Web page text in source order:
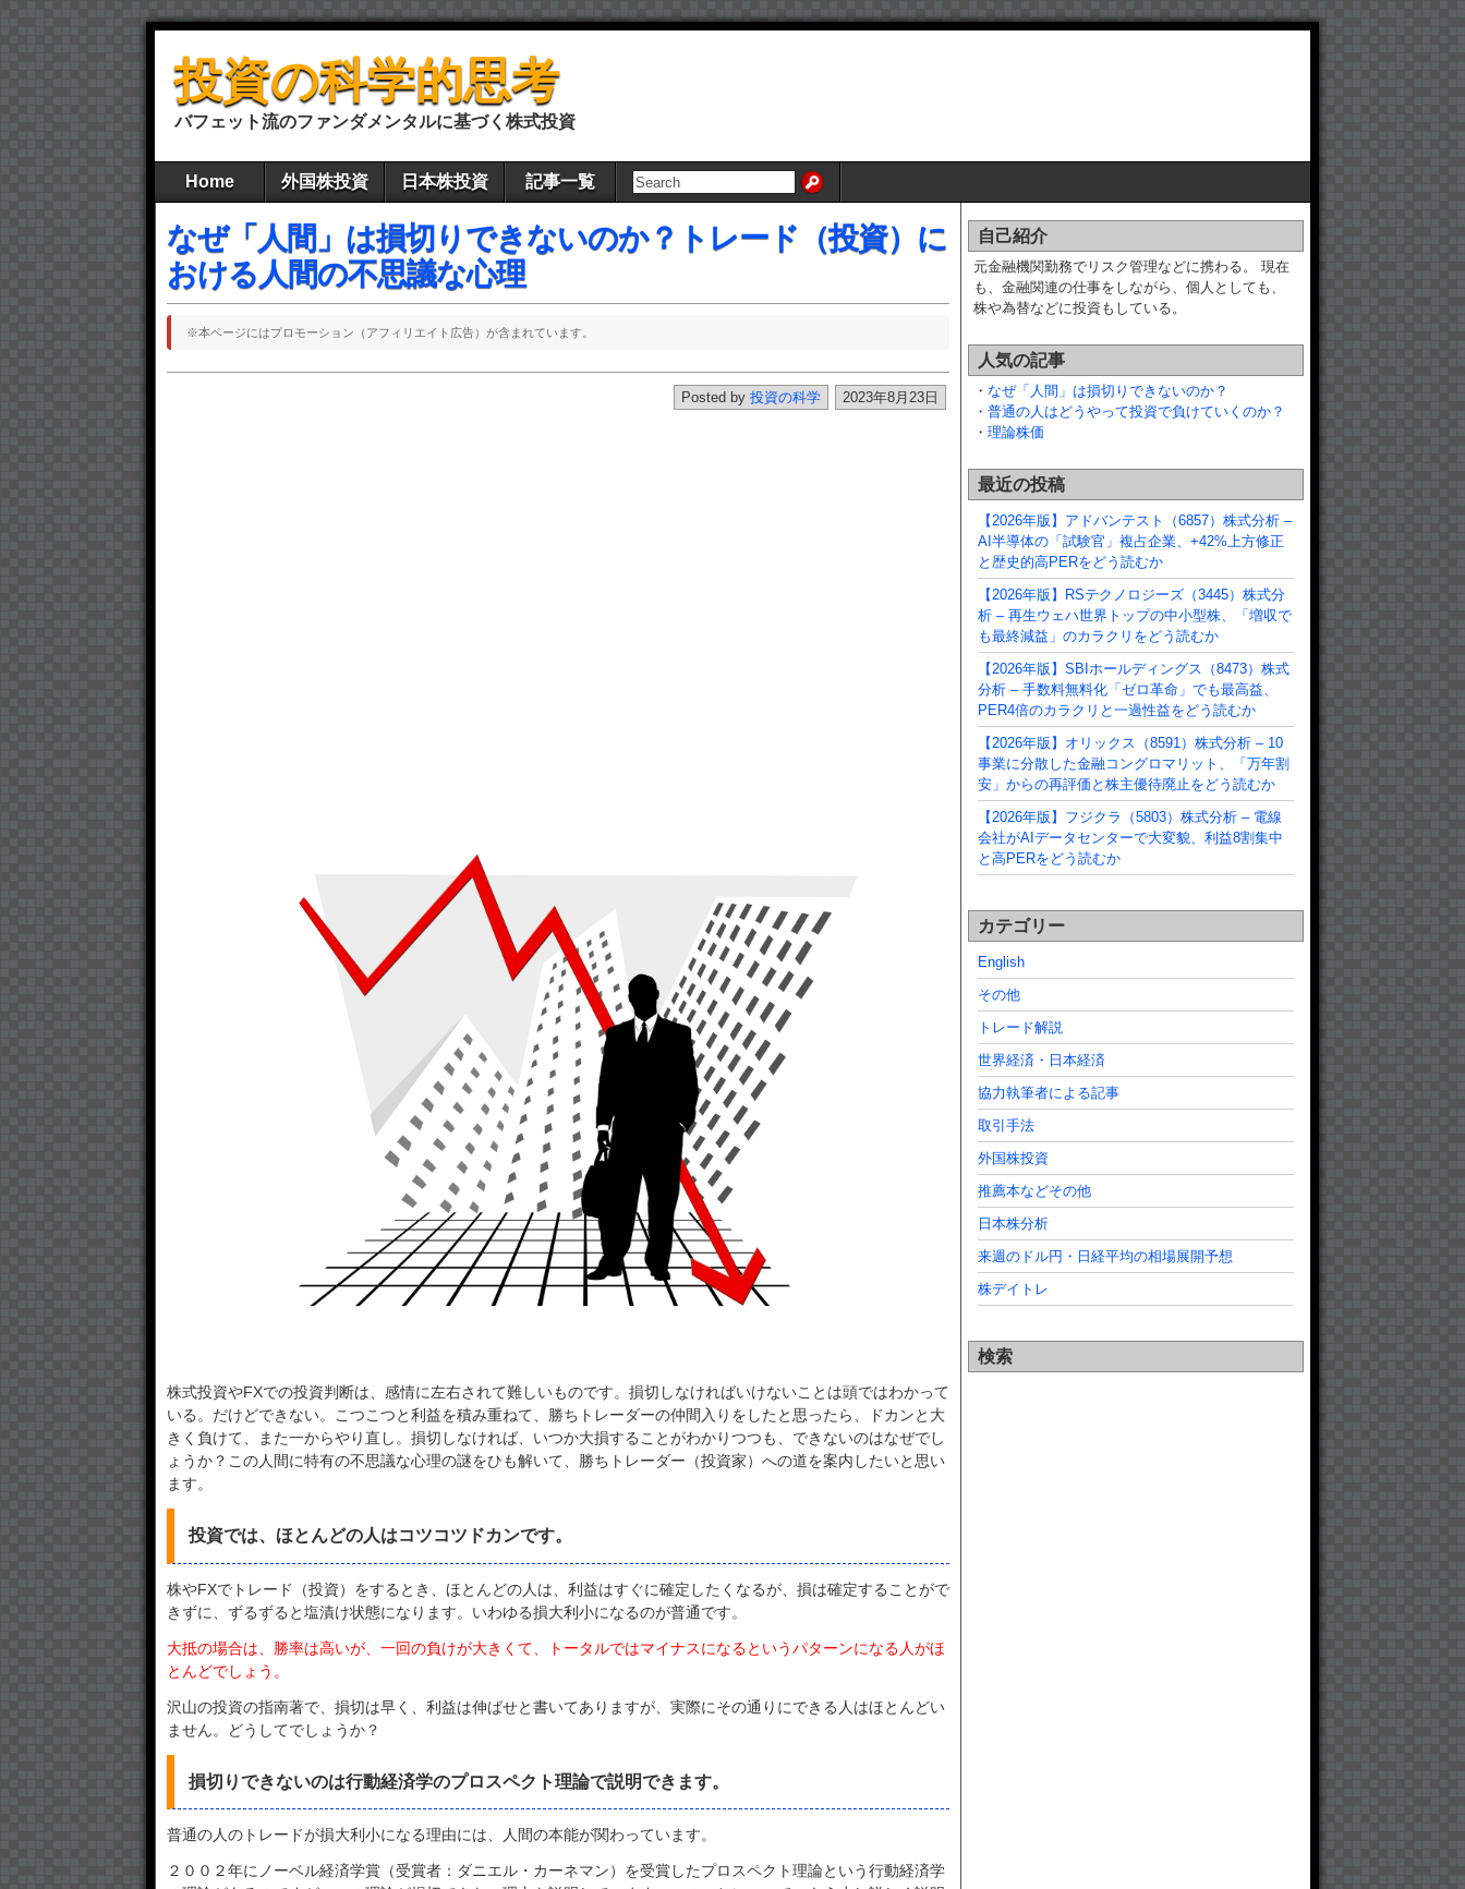
投資の科学的思考
バフェット流のファンダメンタルに基づく株式投資
Home 外国株投資 日本株投資 記事一覧
なぜ「人間」は損切りできないのか？トレード（投資）に
おける人間の不思議な心理
※本ページにはプロモーション（アフィリエイト広告）が含まれています。
2023年8月23日
Posted by 投資の科学
株式投資やFXでの投資判断は、感情に左右されて難しいものです。損切しなければいけないことは頭ではわかって
いる。だけどできない。こつこつと利益を積み重ねて、勝ちトレーダーの仲間入りをしたと思ったら、ドカンと大
きく負けて、また一からやり直し。損切しなければ、いつか大損することがわかりつつも、できないのはなぜでし
ょうか？この人間に特有の不思議な心理の謎をひも解いて、勝ちトレーダー（投資家）への道を案内したいと思い
ます。
投資では、ほとんどの人はコツコツドカンです。
株やFXでトレード（投資）をするとき、ほとんどの人は、利益はすぐに確定したくなるが、損は確定することがで
きずに、ずるずると塩漬け状態になります。いわゆる損大利小になるのが普通です。
大抵の場合は、勝率は高いが、一回の負けが大きくて、トータルではマイナスになるというパターンになる人がほ
とんどでしょう。
沢山の投資の指南著で、損切は早く、利益は伸ばせと書いてありますが、実際にその通りにできる人はほとんどい
ません。どうしてでしょうか？
損切りできないのは行動経済学のプロスペクト理論で説明できます。
普通の人のトレードが損大利小になる理由には、人間の本能が関わっています。
２００２年にノーベル経済学賞（受賞者：ダニエル・カーネマン）を受賞したプロスペクト理論という行動経済学
自己紹介
元金融機関勤務でリスク管理などに携わる。 現在
も、金融関連の仕事をしながら、個人としても、
株や為替などに投資もしている。
人気の記事
・ なぜ「人間」は損切りできないのか？
・ 普通の人はどうやって投資で負けていくのか？
・ 理論株価
最近の投稿
【2026年版】アドバンテスト（6857）株式分析 –
AI半導体の「試験官」複占企業、+42%上方修正
と歴史的高PERをどう読むか
【2026年版】RSテクノロジーズ（3445）株式分
析 – 再生ウェハ世界トップの中小型株、「増収で
も最終減益」のカラクリをどう読むか
【2026年版】SBIホールディングス（8473）株式
分析 – 手数料無料化「ゼロ革命」でも最高益、
PER4倍のカラクリと一過性益をどう読むか
【2026年版】オリックス（8591）株式分析 – 10
事業に分散した金融コングロマリット、「万年割
安」からの再評価と株主優待廃止をどう読むか
【2026年版】フジクラ（5803）株式分析 – 電線
会社がAIデータセンターで大変貌、利益8割集中
と高PERをどう読むか
カテゴリー
English
その他
トレード解説
世界経済・日本経済
協力執筆者による記事
取引手法
外国株投資
推薦本などその他
日本株分析
来週のドル円・日経平均の相場展開予想
株デイトレ
検索